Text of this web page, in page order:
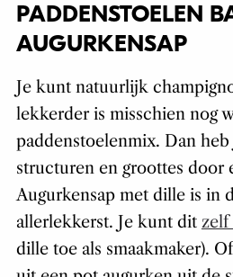
PADDENSTOELEN
AUGURKENSAP
Je kunt natuurlijk
lekkerder is misschien nog
paddenstoelenmix. Dan
structuren en groottes door
Augurkensap met dille is in
allerlekkerst. Je kunt dit zelf
dille toe als smaakmaker). Of